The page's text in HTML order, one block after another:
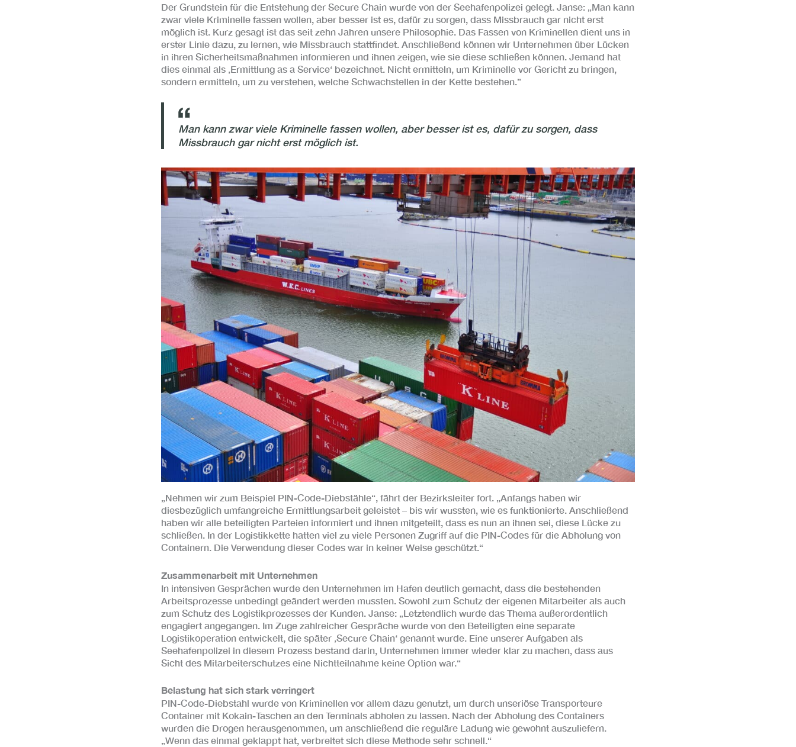
Der Grundstein für die Entstehung der Secure Chain wurde von der Seehafenpolizei gelegt. Janse: „Man kann
zwar viele Kriminelle fassen wollen, aber besser ist es, dafür zu sorgen, dass Missbrauch gar nicht erst
möglich ist. Kurz gesagt ist das seit zehn Jahren unsere Philosophie. Das Fassen von Kriminellen dient uns in
erster Linie dazu, zu lernen, wie Missbrauch stattfindet. Anschließend können wir Unternehmen über Lücken
in ihren Sicherheitsmaßnahmen informieren und ihnen zeigen, wie sie diese schließen können. Jemand hat
dies einmal als ‚Ermittlung as a Service‘ bezeichnet. Nicht ermitteln, um Kriminelle vor Gericht zu bringen,
sondern ermitteln, um zu verstehen, welche Schwachstellen in der Kette bestehen.”
Man kann zwar viele Kriminelle fassen wollen, aber besser ist es, dafür zu sorgen, dass
Missbrauch gar nicht erst möglich ist.
„Nehmen wir zum Beispiel PIN-Code-Diebstähle“, fährt der Bezirksleiter fort. „Anfangs haben wir
diesbezüglich umfangreiche Ermittlungsarbeit geleistet – bis wir wussten, wie es funktionierte. Anschließend
haben wir alle beteiligten Parteien informiert und ihnen mitgeteilt, dass es nun an ihnen sei, diese Lücke zu
schließen. In der Logistikkette hatten viel zu viele Personen Zugriff auf die PIN-Codes für die Abholung von
Containern. Die Verwendung dieser Codes war in keiner Weise geschützt.“
Zusammenarbeit mit Unternehmen
In intensiven Gesprächen wurde den Unternehmen im Hafen deutlich gemacht, dass die bestehenden
Arbeitsprozesse unbedingt geändert werden mussten. Sowohl zum Schutz der eigenen Mitarbeiter als auch
zum Schutz des Logistikprozesses der Kunden. Janse: „Letztendlich wurde das Thema außerordentlich
engagiert angegangen. Im Zuge zahlreicher Gespräche wurde von den Beteiligten eine separate
Logistikoperation entwickelt, die später ‚Secure Chain‘ genannt wurde. Eine unserer Aufgaben als
Seehafenpolizei in diesem Prozess bestand darin, Unternehmen immer wieder klar zu machen, dass aus
Sicht des Mitarbeiterschutzes eine Nichtteilnahme keine Option war.“
Belastung hat sich stark verringert
PIN-Code-Diebstahl wurde von Kriminellen vor allem dazu genutzt, um durch unseriöse Transporteure
Container mit Kokain-Taschen an den Terminals abholen zu lassen. Nach der Abholung des Containers
wurden die Drogen herausgenommen, um anschließend die reguläre Ladung wie gewohnt auszuliefern.
„Wenn das einmal geklappt hat, verbreitet sich diese Methode sehr schnell.“